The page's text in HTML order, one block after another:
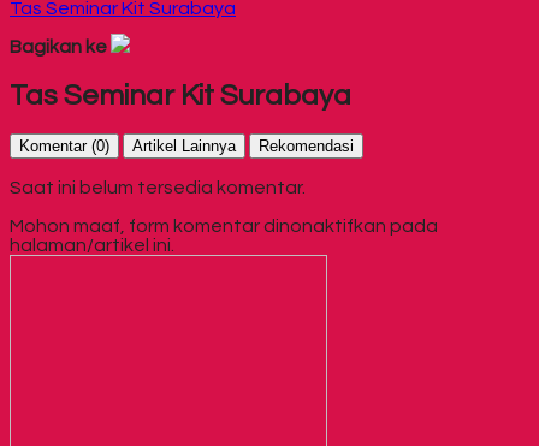
Tas Seminar Kit Surabaya
Bagikan ke
Tas Seminar Kit Surabaya
Komentar (0) Artikel Lainnya Rekomendasi
Saat ini belum tersedia komentar.
Mohon maaf, form komentar dinonaktifkan pada
halaman/artikel ini.